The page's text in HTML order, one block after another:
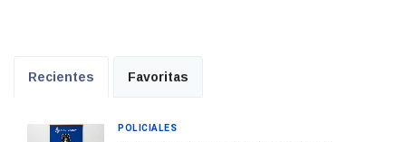
Recientes Favoritas
POLICIALES